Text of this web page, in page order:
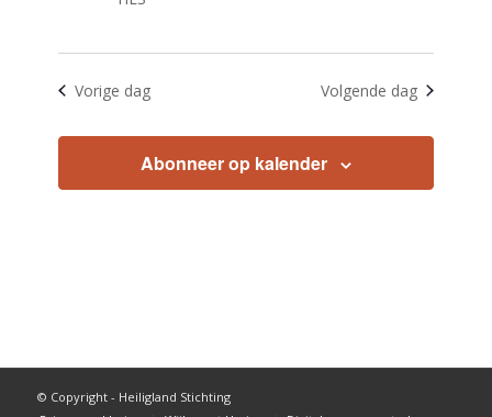
Vorige dag Volgende dag
Abonneer op kalender
© Copyright - Heiligland Stichting